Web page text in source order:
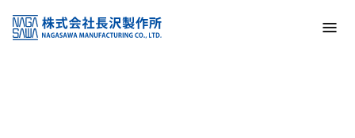
KSS加盟店・取扱店情報
店舗一覧